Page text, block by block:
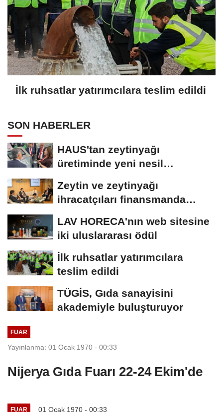
İlk ruhsatlar yatırımcılara teslim edildi
SON HABERLER
HAUS'tan zeytinyağı
üretiminde yeni nesil
Zeytin ve zeytinyağı
ihracatçıları finansmanda
LAV HORECA'nın web sitesine
iki uluslararası ödül
İlk ruhsatlar yatırımcılara
teslim edildi
TÜGİS, Gıda sanayisini
akademiyle buluşturuyor
FUAR
Yayınlanma: 01 Ocak 1970 - 00:33
Nijerya Gıda Fuarı 22-24 Ekim'de
FUAR 01 Ocak 1970 - 00:33